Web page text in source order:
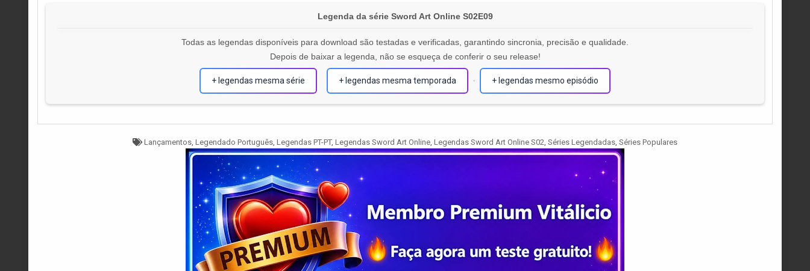
Legenda da série Sword Art Online S02E09
Todas as legendas disponíveis para download são testadas e verificadas, garantindo sincronia, precisão e qualidade.
Depois de baixar a legenda, não se esqueça de conferir o seu release!
+ legendas mesma série + legendas mesma temporada · + legendas mesmo episódio
Tagged
Lançamentos, Legendado Português, Legendas PT-PT, Legendas Sword Art Online, Legendas Sword Art Online S02, Séries Legendadas, Séries Populares